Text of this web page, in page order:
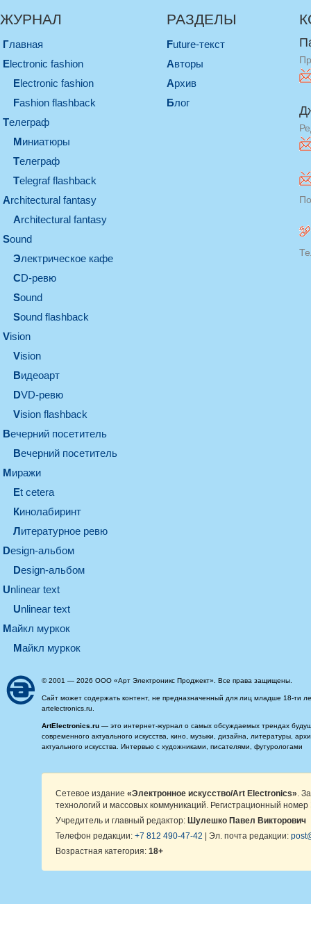
ЖУРНАЛ
Главная
electronic fashion
electronic fashion
Fashion flashback
телеграф
миниатюры
телеграф
Telegraf flashback
architectural fantasy
architectural fantasy
sound
электрическое кафе
CD-ревю
sound
Sound flashback
vision
vision
видеоарт
DVD-ревю
Vision flashback
вечерний посетитель
вечерний посетитель
миражи
et cetera
кинолабиринт
литературное ревю
design-альбом
design-альбом
unlinear text
Unlinear text
майкл муркок
майкл муркок
РАЗДЕЛЫ
Future-текст
Авторы
Архив
Блог
© 2001 — 2026 ООО «Арт Электроникс Проджект». Все права защищены.
Сайт может содержать контент, не предназначенный для лиц младше 18-ти
artelectronics.ru.
ArtElectronics.ru — это интернет-журнал о самых обсуждаемых трендах
современного актуального искусства, кино, музыки, дизайна, литературы,
актуального искусства. Интервью с художниками, писателями, футурологами
Сетевое издание «Электронное искусство/Art Electronics» .
технологий и массовых коммуникаций. Регистрационный
Учредитель и главный редактор: Шулешко Павел Викторович
Телефон редакции: +7 812 490-47-42 | Эл. почта редакции:
Возрастная категория: 18+